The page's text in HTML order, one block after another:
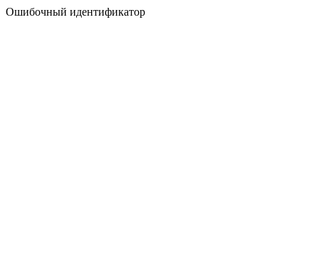
Ошибочный идентификатор